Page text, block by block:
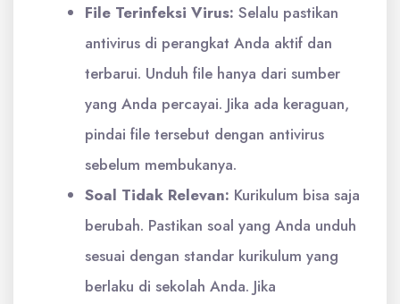
File Terinfeksi Virus: Selalu pastikan
antivirus di perangkat Anda aktif dan
terbarui. Unduh file hanya dari sumber
yang Anda percayai. Jika ada keraguan,
pindai file tersebut dengan antivirus
sebelum membukanya.
Soal Tidak Relevan: Kurikulum bisa saja
berubah. Pastikan soal yang Anda unduh
sesuai dengan standar kurikulum yang
berlaku di sekolah Anda. Jika